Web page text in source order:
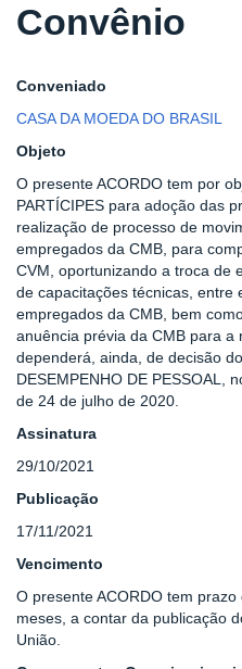
Convênio
Conveniado
CASA DA MOEDA DO BRASIL
Objeto
O presente ACORDO tem por
PARTÍCIPES para adoção das
realização de processo de
empregados da CMB, para
CVM, oportunizando a troca de
de capacitações técnicas, entre
empregados da CMB, bem
anuência prévia da CMB para
dependerá, ainda, de decisão
DESEMPENHO DE PESSOAL,
de 24 de julho de 2020.
Assinatura
29/10/2021
Publicação
17/11/2021
Vencimento
O presente ACORDO tem
meses, a contar da publicação
União.